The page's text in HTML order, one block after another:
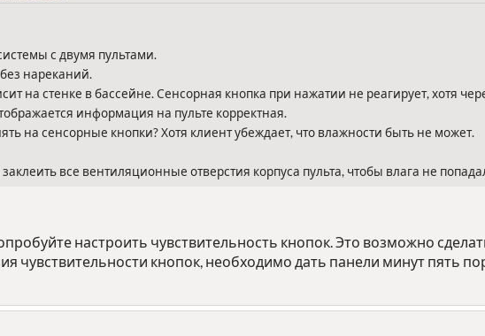
с двумя пультами.
нареканий.
на стенке в бассейне. Сенсорная кнопка при нажатии не реагирует, хотя
информация на пульте корректная.
на сенсорные кнопки? Хотя клиент убеждает, что влажности быть не может.
все вентиляционные отверстия корпуса пульта, чтобы влага не
настроить чувствительность кнопок. Это возможно
чувствительности кнопок, необходимо дать панели минут пять